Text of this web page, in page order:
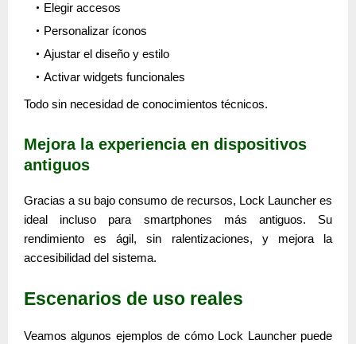
Elegir accesos
Personalizar íconos
Ajustar el diseño y estilo
Activar widgets funcionales
Todo sin necesidad de conocimientos técnicos.
Mejora la experiencia en dispositivos
antiguos
Gracias a su bajo consumo de recursos, Lock Launcher es
ideal incluso para smartphones más antiguos. Su
rendimiento es ágil, sin ralentizaciones, y mejora la
accesibilidad del sistema.
Escenarios de uso reales
Veamos algunos ejemplos de cómo Lock Launcher puede